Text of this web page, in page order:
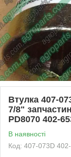
Втулка 407-
7/8"
PD8070 402-
В наявності
Код: 407-073D